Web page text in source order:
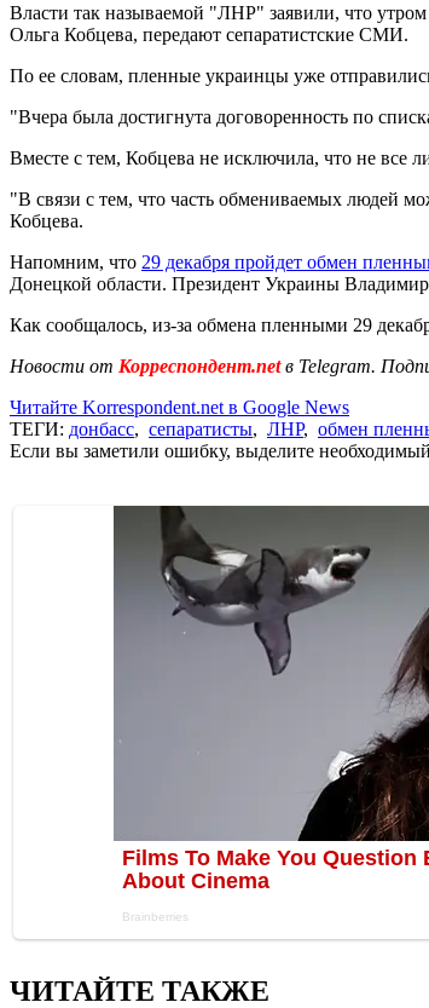
Власти так называемой "ЛНР" заявили, что
Ольга Кобцева, передают сепаратистские СМИ.
По ее словам, пленные украинцы уже
"Вчера была достигнута договоренность по
Вместе с тем, Кобцева не исключила, что не все
"В связи с тем, что часть обмениваемых людей
Кобцева.
Напомним, что 29 декабря пройдет обмен
Донецкой области. Президент Украины Владимир
Как сообщалось, из-за обмена пленными 29
Новости от Корреспондент.netв Telegram.
Читайте Korrespondent.net в Google News
ТЕГИ: донбасс, сепаратисты, ЛНР, обмен
Если вы заметили ошибку, выделите
ЧИТАЙТЕ ТАКЖЕ